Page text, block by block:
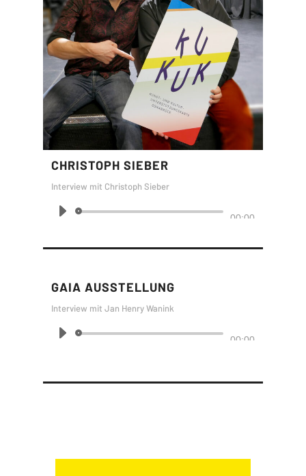
CHRISTOPH SIEBER
Interview mit Christoph Sieber
Audio-
Player
00:00
GAIA AUSSTELLUNG
Interview mit Jan Henry Wanink
Audio-
00:00